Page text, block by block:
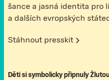
šance a jasná identita pro
a dalších evropských
Stáhnout presskit
Děti si symbolicky připnuly